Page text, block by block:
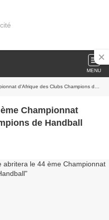
MENU
d'Afrique des Clubs Champions de Handball
Championnat
de Handball